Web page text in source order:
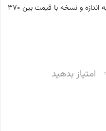
واچ ۶ کلاسیک را نیز می‌توانید بسته به اندازه و نسخه با قیمت بین ۳۷۰
امتیاز بدهید